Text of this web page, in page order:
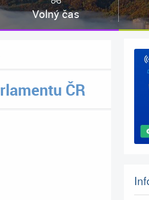
Volný čas
ČR